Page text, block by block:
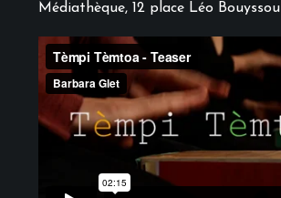
Médiathèque, 12 place Léo Bouyssou